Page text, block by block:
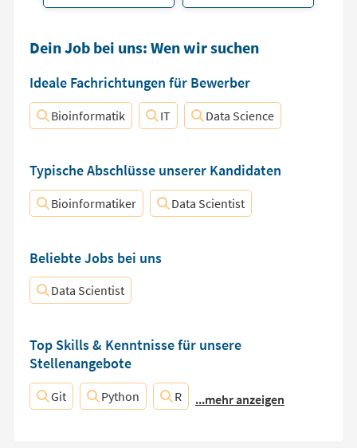
Dein Job bei uns: Wen wir suchen
Ideale Fachrichtungen für Bewerber
Bioinformatik IT Data Science
Typische Abschlüsse unserer Kandidaten
Bioinformatiker Data Scientist
Beliebte Jobs bei uns
Data Scientist
Top Skills & Kenntnisse für unsere
Stellenangebote
Git Python R ...mehr anzeigen